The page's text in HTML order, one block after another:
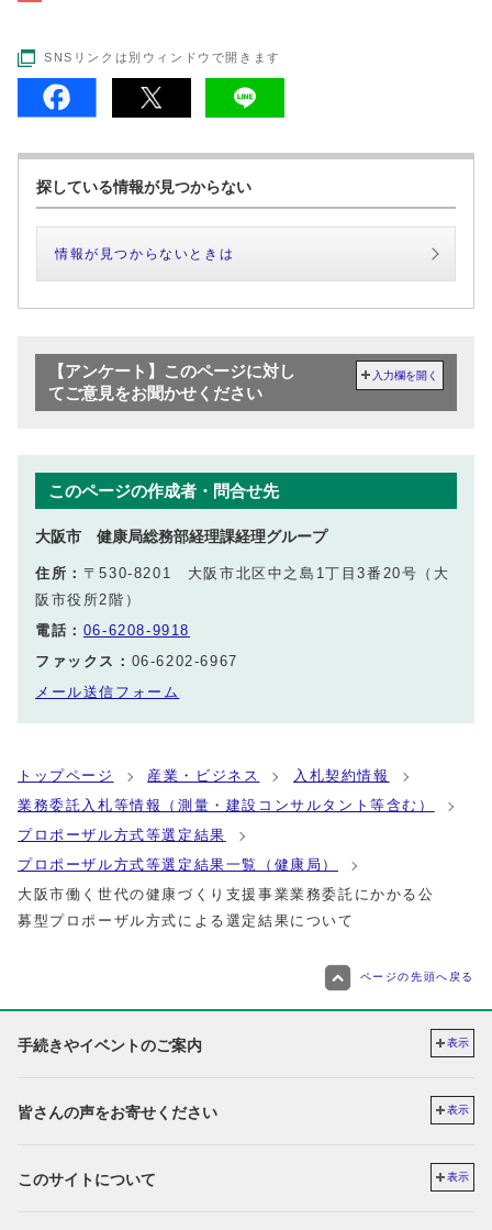
SNSリンクは別ウィンドウで開きます
探している情報が見つからない
情報が見つからないときは
【アンケート】このページに対し
てご意見をお聞かせください
入力欄を開く
このページの作成者・問合せ先
大阪市 健康局総務部経理課経理グループ
住所： 〒530-8201 大阪市北区中之島1丁目3番20号（大
阪市役所2階）
電話： 06-6208-9918
ファックス： 06-6202-6967
メール送信フォーム
トップページ 産業・ビジネス
入札契約情報
業務委託入札等情報（測量・建設コンサルタント等含む）
プロポーザル方式等選定結果
プロポーザル方式等選定結果一覧（健康局）
大阪市働く世代の健康づくり支援事業業務委託にかかる公
募型プロポーザル方式による選定結果について
ページの先頭へ戻る
手続きやイベントのご案内 表示
皆さんの声をお寄せください 表示
このサイトについて 表示